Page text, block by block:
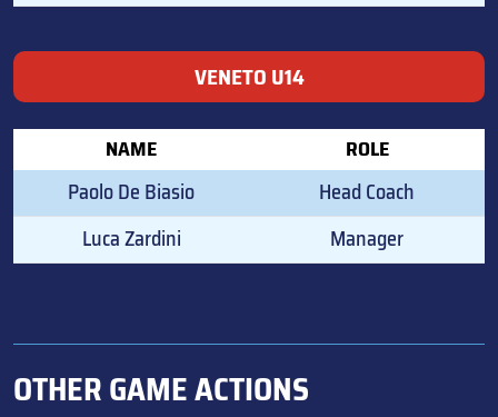
VENETO U14
NAME ROLE
Paolo De Biasio
Head Coach
Luca Zardini
Manager
OTHER GAME ACTIONS